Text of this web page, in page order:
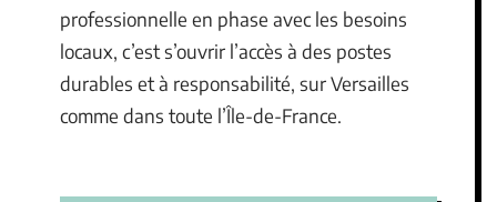
professionnelle en phase avec les besoins
locaux, c’est s’ouvrir l’accès à des postes
durables et à responsabilité, sur Versailles
comme dans toute l’Île-de-France.